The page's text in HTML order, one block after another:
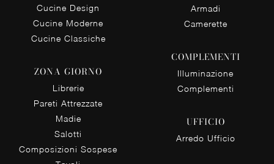
Cucine Design
Cucine Moderne
Cucine Classiche
ZONA GIORNO
Librerie
Pareti Attrezzate
Madie
Salotti
Composizioni Sospese
Armadi
Camerette
COMPLEMENTI
Illuminazione
Complementi
UFFICIO
Arredo Ufficio